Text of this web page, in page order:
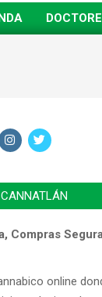
Compras
online